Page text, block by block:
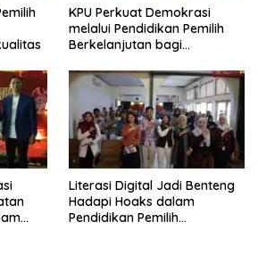
KPU Perkuat Demokrasi
melalui Pendidikan Pemilih
Berkelanjutan bagi
dan Pemula
Literasi Digital Jadi Benteng
Hadapi Hoaks dalam
Pendidikan Pemilih